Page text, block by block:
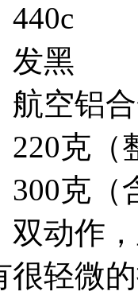
440c
发黑
航空铝
克（
300克（
双动作
很轻微